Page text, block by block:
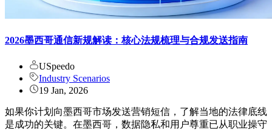
2026墨西哥通信新规解读：核心法规梳理与合规发送指南
USpeedo
Industry Scenarios
19 Jan, 2026
如果你计划向墨西哥市场发送营销短信，了解当地的法律底线
是成功的关键。在墨西哥，数据隐私和用户尊重已从职业操守